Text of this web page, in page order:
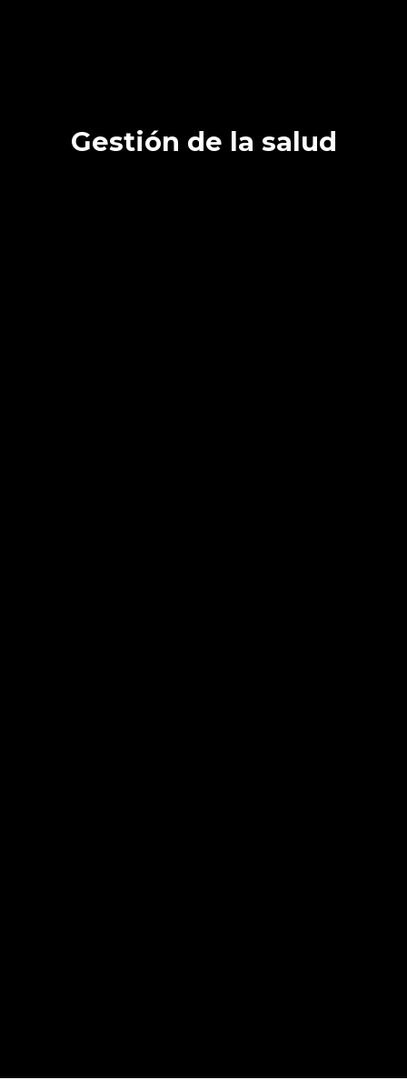
Gestión de la salud